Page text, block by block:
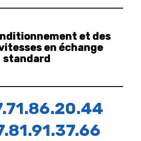
et des
en échange
standard